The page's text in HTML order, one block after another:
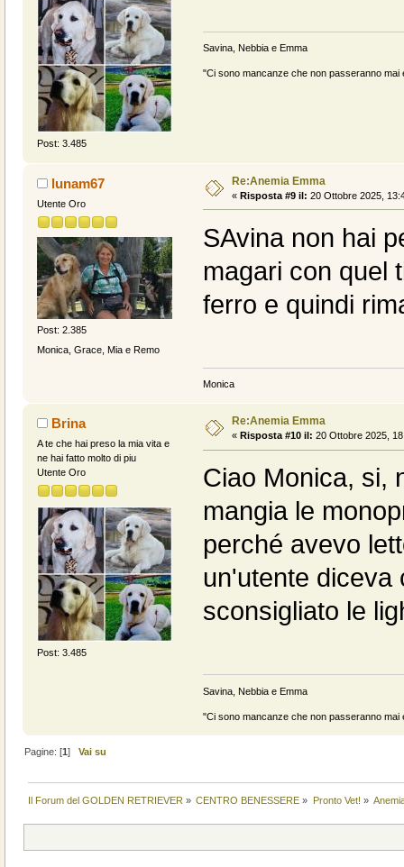
Post: 3.485
Savina, Nebbia e Emma
"Ci sono mancanze che non passeranno
lunam67
Utente Oro
Post: 2.385
Monica, Grace, Mia e Remo
Re:Anemia Emma
« Risposta #9 il: 20 Ottobre 2025,
SAvina non hai
magari con quel
ferro e quindi
Monica
Brina
A te che hai preso la mia vita e
ne hai fatto molto di piu
Utente Oro
Post: 3.485
Re:Anemia Emma
« Risposta #10 il: 20 Ottobre 2025,
Ciao Monica, si,
mangia le
perché avevo
un'utente diceva
sconsigliato le
Savina, Nebbia e Emma
"Ci sono mancanze che non passeranno
Pagine: [1]Vai su
Il Forum del GOLDEN RETRIEVER » CENTRO BENESSERE » Pronto Vet! »